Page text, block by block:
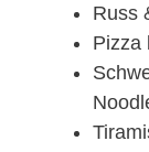
Russ
Pizza